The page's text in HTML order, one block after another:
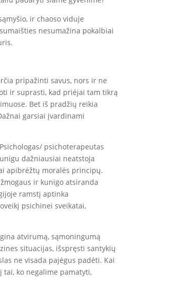
ir chaoso viduje
nesumažina pokalbiai
pripažinti savus, nors ir ne
ir suprasti, kad priėjai tam tikrą
Bet iš pradžių reikia
garsiai įvardinami
psichoterapeutas
dažniausiai neatstoja
apibrėžtų moralės principų.
ir kunigo atsiranda
ramstį aptinka
psichinei sveikatai,
atvirumą, sąmoningumą
situacijas, išspręsti santykių
ne visada pajėgus padėti. Kai
tai, ko negalime pamatyti,